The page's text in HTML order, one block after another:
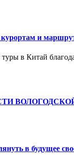
и
в Китай
в будущее